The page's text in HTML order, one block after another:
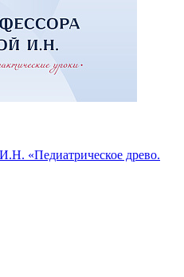
«Педиатрическое древо.